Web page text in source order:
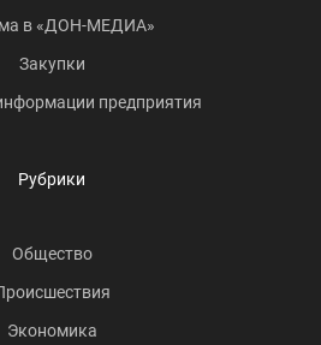
в «ДОН-МЕДИА»
Закупки
предприятия
Рубрики
Общество
Экономика